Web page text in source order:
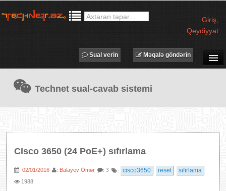
Giriş
Qeydiyyat
TECHNET TV
MƏQALƏLƏR
PROQRAMLAR
AVADANLIQLAR
Məqalə göndərin
Sual verin
Technet sual-cavab sistemi
CIsco 3650 (24 PoE+) sıfırlama
: 02/01/2016 : Balayev Ömər : 3 : cisco3650 reset sıfırlama
1988